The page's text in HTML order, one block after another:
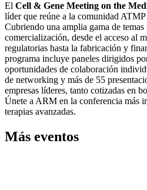
El Cell & Gene Meeting on the
líder que reúne a la comunidad
Cubriendo una amplia gama de
comercialización, desde el acceso al
regulatorias hasta la fabricación y
programa incluye paneles dirigidos
oportunidades de colaboración
de networking y más de 55
empresas líderes, tanto cotizadas en
Únete a ARM en la conferencia más
terapias avanzadas.
Más eventos